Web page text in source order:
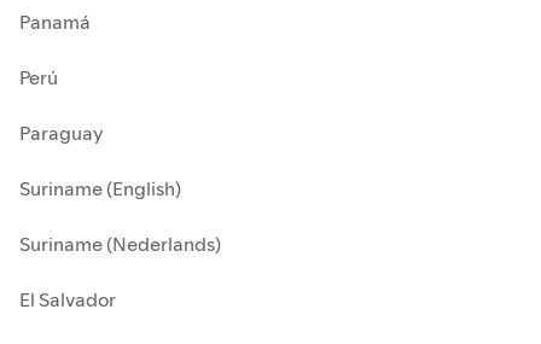
Panamá
Perú
Paraguay
Suriname (English)
Suriname (Nederlands)
El Salvador